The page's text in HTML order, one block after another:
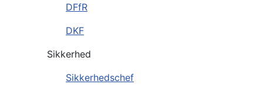
DFfR
DKF
Sikkerhed
Sikkerhedschef